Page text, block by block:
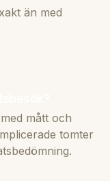
än med
mått och
tomter